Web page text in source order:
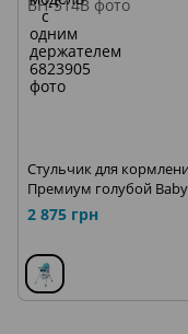
Стульчик для
Премиум голубой
ВН-514В
2 875 грн